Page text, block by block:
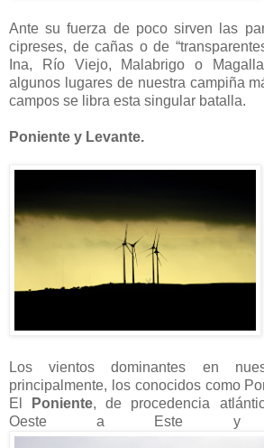
Ante su fuerza de poco sirven las
cipreses, de cañas o de
Ina, Río Viejo, Malabrigo o
algunos lugares de nuestra campiña
campos se libra esta singular batalla.
Poniente y Levante.
Los vientos dominantes en
principalmente, los conocidos como
El
Poniente, de procedencia
Oeste a Este y